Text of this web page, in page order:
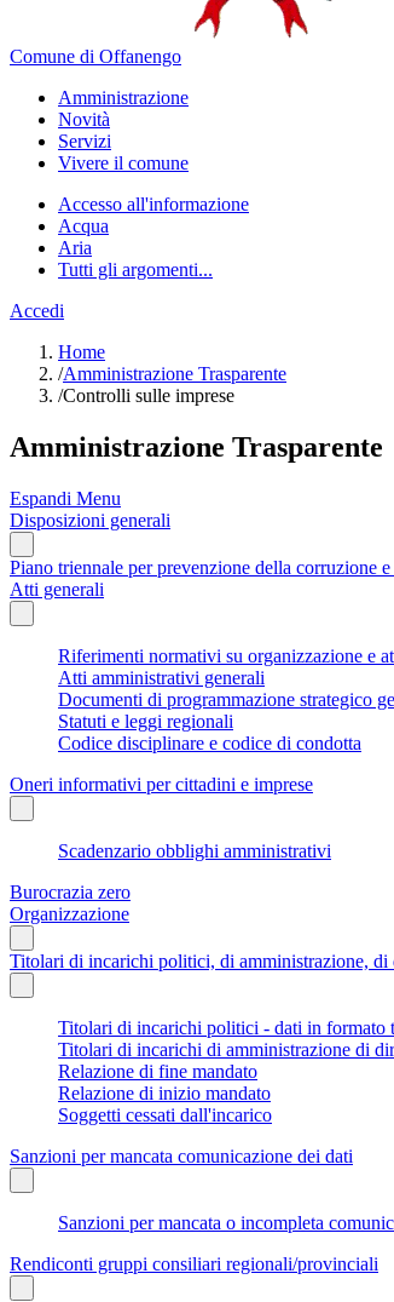
Comune di Offanengo
Amministrazione
Novità
Servizi
Vivere il comune
Accesso all'informazione
Acqua
Aria
Tutti gli argomenti...
Accedi
Home
/Amministrazione Trasparente
/Controlli sulle imprese
Amministrazione Trasparente
Espandi Menu
Disposizioni generali
Piano triennale per prevenzione della corruzione e
Atti generali
Riferimenti normativi su organizzazione e
Atti amministrativi generali
Documenti di programmazione strategico
Statuti e leggi regionali
Codice disciplinare e codice di condotta
Oneri informativi per cittadini e imprese
Scadenzario obblighi amministrativi
Burocrazia zero
Organizzazione
Titolari di incarichi politici, di amministrazione, di
Titolari di incarichi politici - dati in formato
Titolari di incarichi di amministrazione di
Relazione di fine mandato
Relazione di inizio mandato
Soggetti cessati dall'incarico
Sanzioni per mancata comunicazione dei dati
Sanzioni per mancata o incompleta
Rendiconti gruppi consiliari regionali/provinciali